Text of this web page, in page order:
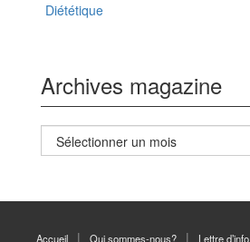
Diététique
Archives magazine
Archives
magazine
Accueil Qui sommes-nous? Lettre d’info